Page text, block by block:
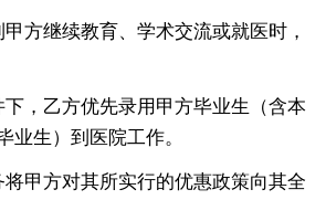
方继续教育、学术交流或就医时，
，乙方优先录用甲方毕业生（含本
业生）到医院工作。
将甲方对其所实行的优惠政策向其全